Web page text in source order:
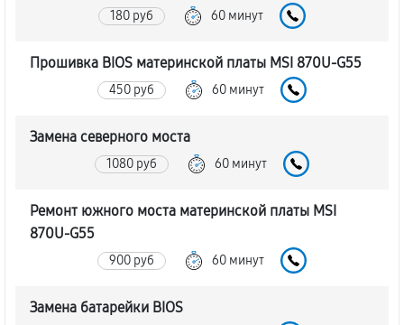
180 руб 60 минут
Прошивка BIOS материнской платы MSI 870U-G55
450 руб 60 минут
Замена северного моста
1080 руб 60 минут
Ремонт южного моста материнской платы MSI
870U-G55
900 руб 60 минут
Замена батарейки BIOS